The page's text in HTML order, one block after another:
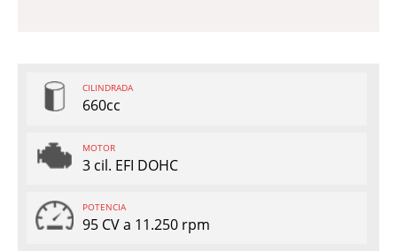
CILINDRADA
660cc
MOTOR
3 cil. EFI DOHC
POTENCIA
95 CV a 11.250 rpm